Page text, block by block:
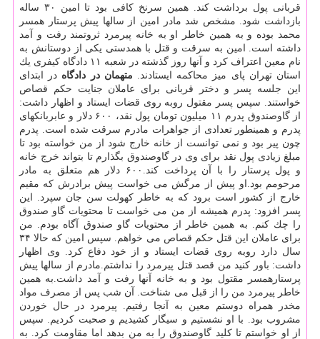
قربانی پول برداشت كند. همین سرنخ كافی بود تا امین ۳۰ ساله
بازداشت شود. مشخص شد مادر امین از سالها پیش پرستار همسر
محمد بوده و به همین خاطر او به خانه پیرمرد ثروتمند رفت و آمد
داشته است. امین به سرقت و قتل با همدستی یكی از دوستانش به
نام معین اعتراف كرد و آنها روز گذشته در شعبه ۱۱ دادگاه كیفری یك
استان تهران پای میز محاكمه ایستادند. متهمان در دادگاه در ابتدای
این جلسه پسر و دختر قربانی برای عاملان جنایت حكم قصاص
خواستند. سپس پسر مقتول روبه روی قضات ایستاد و اظهار داشت:
از گاوصندوق پدرم ۱۱ میلیون تومان پول نقد، ۶۰۰ دلار و عابربانكهای
پدرم و همینطور تعدادی از جواهرات مادرم سرقت شده است. پدرم
چون پیر بود و نمی توانست از خانه خارج شود از من خواسته بود تا
مبلغ زیادی پول نقد برای وی در گاوصندوق بگذارم تا بتواند خرج خانه
و پول پرستار را با آن پرداخت كند.۶۰۰ دلار هم متعلق به مادر
مرحومم بود.او پیش از مرگش می خواست پیش برادرش كه مقیم
خارج از كشور است برود كه به خاطر كهولت سن جان سپرد. این
پسر افزود: پدرم همیشه از من می خواست تا محتویات گاو صندوق
را چك كنم. به همین خاطر از محتویات گاو صندوق آگاه بودم. من
برای عاملان این قتل حكم قصاص می خواهم. سپس امین كه حالا ۳۴
سال دارد روبه روی قضات ایستاد و از خود دفاع كرد. وی اظهار
داشت: باور كنید من قصد قتل پیرمرد را نداشتم.مادرم از سالها پیش
پرستارهمسر مقتول بود و به خانه آنها رفت و آمد داشت.به همین
خاطر پیرمرد من را از قبل می شناخت. آن شب پس از مصرف مواد
مخدر همراه دوستم معین به آنجا رفتیم. پیرمرد در حال خوردن
مشروب بود. با او نشستیم و سیگار كشیدیم و صحبت كردیم. سپس
از او خواستم تا كلید گاوصندوق را به من بدهد اما مقاومت كرد. به